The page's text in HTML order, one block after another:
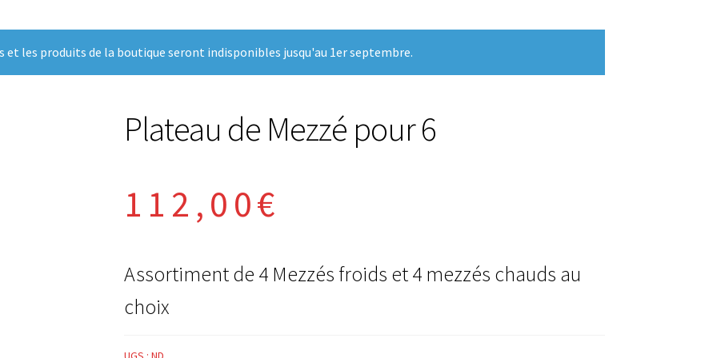
et les produits de la boutique seront indisponibles jusqu'au 1er septembre.
Plateau de Mezzé pour 6
112,00€
Assortiment de 4 Mezzés froids et 4 mezzés chauds au
choix